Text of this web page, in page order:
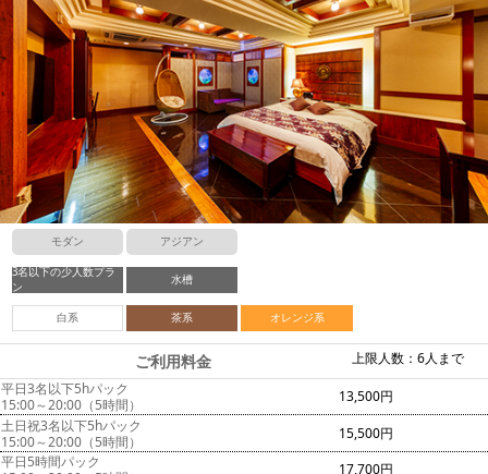
モダン アジアン
3名以下の少人数プラ
ン
水槽
白系 茶系 オレンジ系
上限人数：6人まで
ご利用料金
平日3名以下5hパック
15:00～20:00（5時間）
13,500円
土日祝3名以下5hパック
15:00～20:00（5時間）
15,500円
平日5時間パック
17,700円